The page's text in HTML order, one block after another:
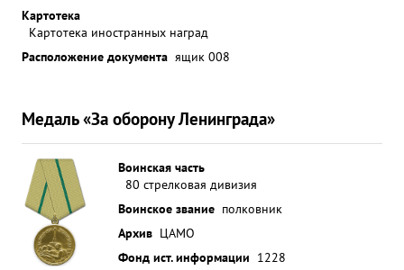
Картотека
Картотека иностранных наград
Расположение документа ящик 008
Медаль «За оборону Ленинграда»
Воинская часть
80 стрелковая дивизия
Воинское звание полковник
Архив ЦАМО
Фонд ист. информации 1228